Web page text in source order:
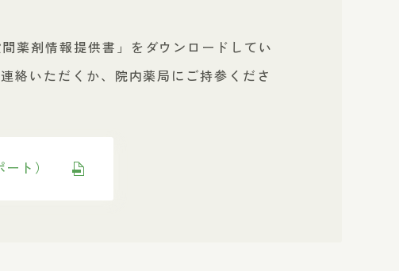
薬剤情報提供書」をダウンロードしてい
絡いただくか、院内薬局にご持参くださ
ト）